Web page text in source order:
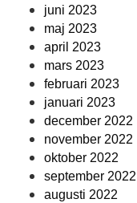
juni 2023
maj 2023
april 2023
mars 2023
februari 2023
januari 2023
december 2022
november 2022
oktober 2022
september 2022
augusti 2022